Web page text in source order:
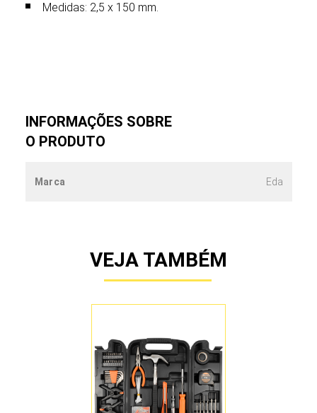
Medidas: 2,5 x 150 mm.
INFORMAÇÕES SOBRE
O PRODUTO
Marca Eda
VEJA TAMBÉM